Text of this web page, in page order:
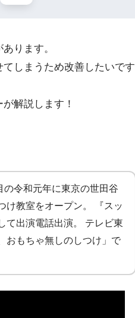
ります。
しまうため改善したいです
解説します！
令和元年に東京の世田谷
け教室をオープン。 『スッ
て出演電話出演。 テレビ東
おもちゃ無しのしつけ」で